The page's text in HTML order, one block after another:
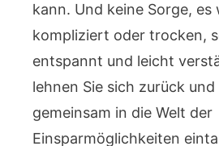
kann. Und keine Sorge, es
kompliziert oder trocken,
entspannt und leicht
lehnen Sie sich zurück und
gemeinsam in die Welt der
Einsparmöglichkeiten